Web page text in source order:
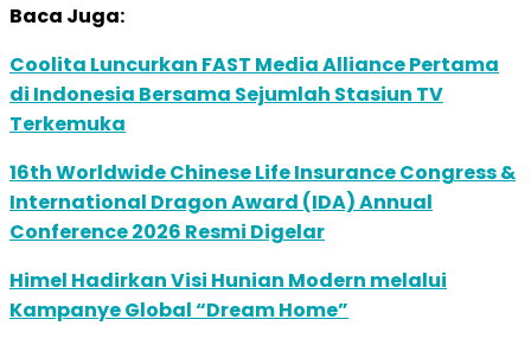
Baca Juga:
Coolita Luncurkan FAST Media Alliance Pertama
di Indonesia Bersama Sejumlah Stasiun TV
Terkemuka
16th Worldwide Chinese Life Insurance Congress &
International Dragon Award (IDA) Annual
Conference 2026 Resmi Digelar
Himel Hadirkan Visi Hunian Modern melalui
Kampanye Global “Dream Home”